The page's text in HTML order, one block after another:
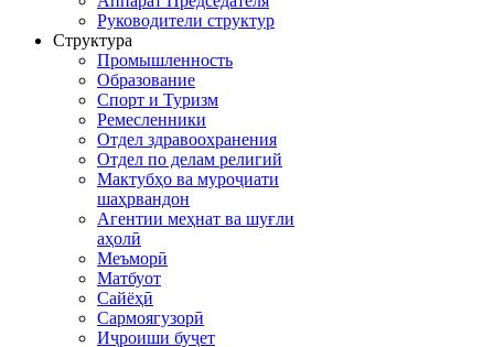
Руководители структур
Структура
Промышленность
Образование
Спорт и Туризм
Ремесленники
Отдел здравоохранения
Отдел по делам религий
Мактубҳо ва муроҷиати
шаҳрвандон
Агентии меҳнат ва шуғли
аҳолӣ
Меъморӣ
Матбуот
Сайёҳӣ
Сармоягузорӣ
Иҷроиши буҷет